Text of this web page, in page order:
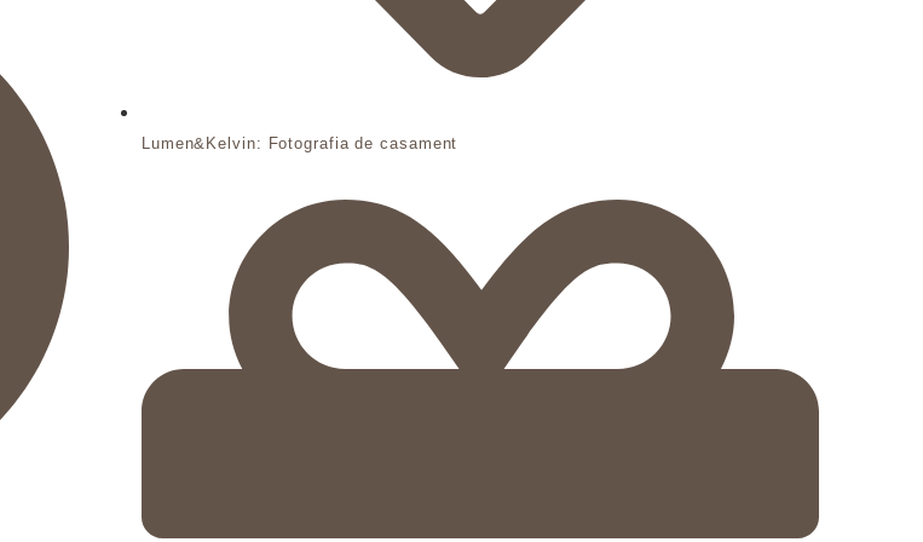
Lumen&Kelvin: Fotografia de casament